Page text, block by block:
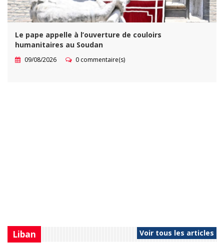
Le pape appelle à l’ouverture de couloirs
humanitaires au Soudan
09/08/2026 0 commentaire(s)
Liban Voir tous les articles